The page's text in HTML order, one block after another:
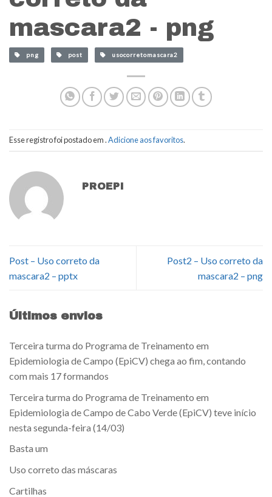
mascara2 - png
png post usocorretomascara2
Esse registro foi postado em .Adicione aos favoritos.
PROEPI
Post – Uso correto da
mascara2 – pptx
Post2 – Uso correto da
mascara2 – png
Últimos envios
Terceira turma do Programa de Treinamento em
Epidemiologia de Campo (EpiCV) chega ao fim, contando
com mais 17 formandos
Terceira turma do Programa de Treinamento em
Epidemiologia de Campo de Cabo Verde (EpiCV) teve início
nesta segunda-feira (14/03)
Basta um
Uso correto das máscaras
Cartilhas